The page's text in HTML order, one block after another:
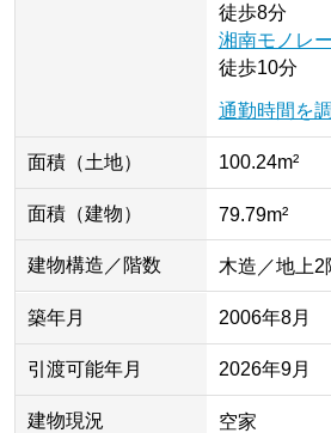
徒歩8分
湘南モノレ
徒歩10分
通勤時間を
面積（土地） 100.24m²
面積（建物） 79.79m²
建物構造／階数 木造／地上2
築年月 2006年8月
引渡可能年月 2026年9月
建物現況 空家